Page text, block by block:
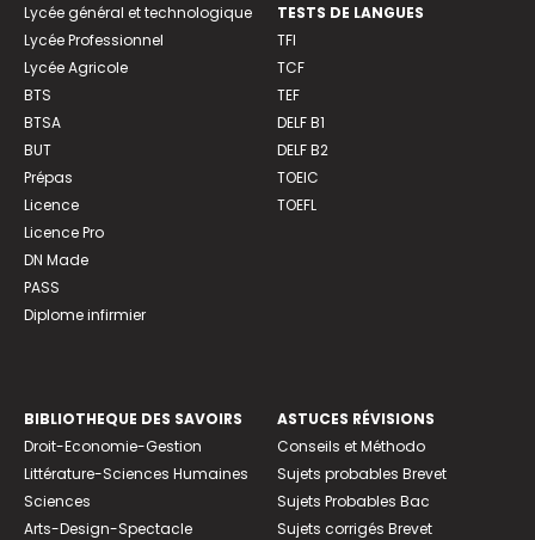
Lycée général et technologique
Lycée Professionnel
Lycée Agricole
BTS
BTSA
BUT
Prépas
Licence
Licence Pro
DN Made
PASS
Diplome infirmier
TESTS DE LANGUES
TFI
TCF
TEF
DELF B1
DELF B2
TOEIC
TOEFL
BIBLIOTHEQUE DES SAVOIRS
Droit-Economie-Gestion
Littérature-Sciences Humaines
Sciences
Arts-Design-Spectacle
ASTUCES RÉVISIONS
Conseils et Méthodo
Sujets probables Brevet
Sujets Probables Bac
Sujets corrigés Brevet